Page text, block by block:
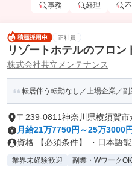
事務 経理
正社員
リゾートホテルのフロン
株式会社共立メンテナンス
転居伴う転勤なし／上場企業／
〒239-0811神奈川県横須賀市
月給21万7750円～25万3000円
資格 【必須条件】 ・日本語
業界未経験歓迎 副業・WワークOK